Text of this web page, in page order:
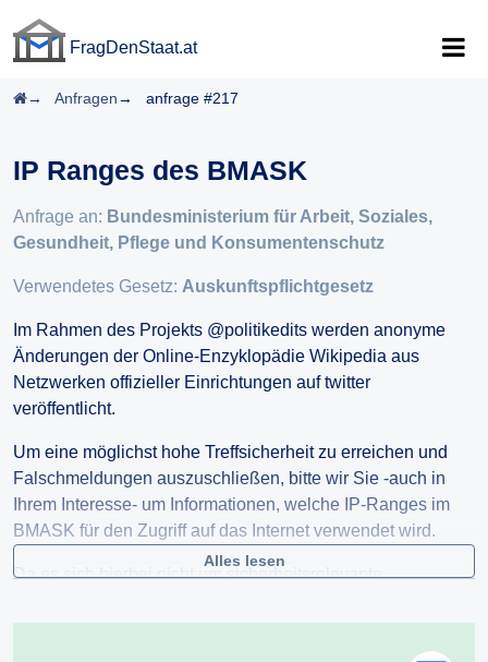
FragDenStaat.at
Startseite
Anfragen anfrage #217
IP Ranges des BMASK
Anfrage an: Bundesministerium für Arbeit, Soziales,
Gesundheit, Pflege und Konsumentenschutz
Verwendetes Gesetz: Auskunftspflichtgesetz
Im Rahmen des Projekts @politikedits werden anonyme
Änderungen der Online-Enzyklopädie Wikipedia aus
Netzwerken offizieller Einrichtungen auf twitter
veröffentlicht.
Um eine möglichst hohe Treffsicherheit zu erreichen und
Falschmeldungen auszuschließen, bitte wir Sie -auch in
Ihrem Interesse- um Informationen, welche IP-Ranges im
BMASK für den Zugriff auf das Internet verwendet wird.
Da es sich hierbei nicht um sicherheitsrelevante
vielen Ländern erfolgreich arbeitet, hoffen wir auf ihre
Alles lesen